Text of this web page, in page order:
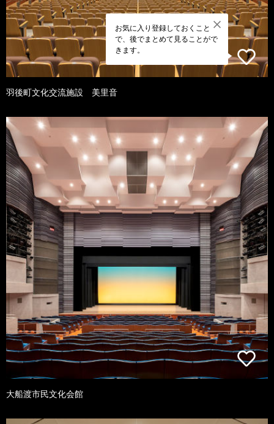
お気に入り登録しておくこと
で、後でまとめて見ることがで
きます。
羽後町文化交流施設 美里音
大船渡市民文化会館